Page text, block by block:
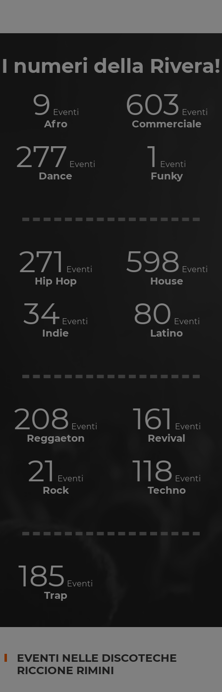
I numeri della Rivera!
9 Eventi
Afro
603 Eventi
Commerciale
277 Eventi
Dance
1 Eventi
Funky
271 Eventi
Hip Hop
598 Eventi
House
34 Eventi
Indie
80 Eventi
Latino
208 Eventi
Reggaeton
161 Eventi
Revival
21 Eventi
Rock
118 Eventi
Techno
185 Eventi
Trap
EVENTI NELLE DISCOTECHE
RICCIONE RIMINI